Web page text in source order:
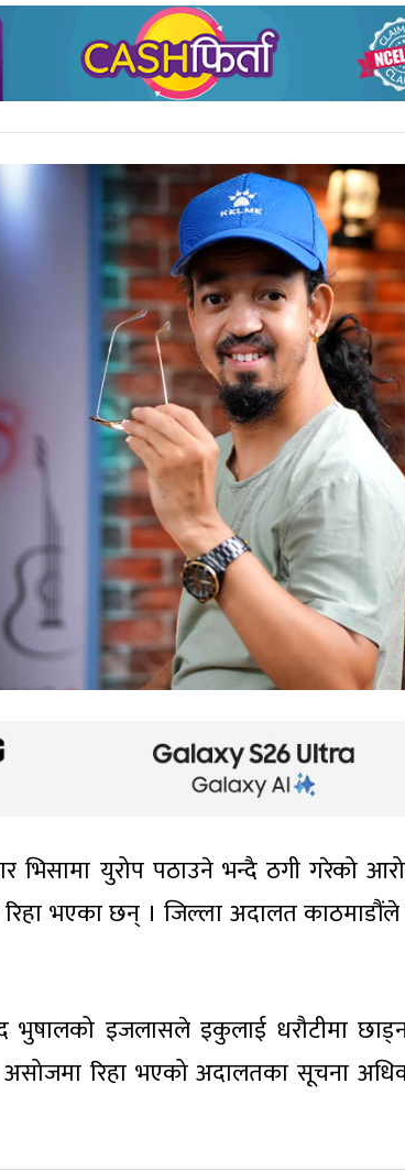
भिसामा युरोप पठाउने भन्दै ठगी गरेको
भएका छन् । जिल्ला अदालत काठमाडौंले
भुषालको इजलासले इकुलाई धरौटीमा
रिहा भएको अदालतका सूचना